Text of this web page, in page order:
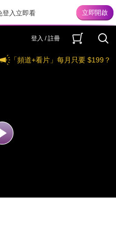
登入立即看
登入 / 註冊
「頻道+看片」每月只要 $199？